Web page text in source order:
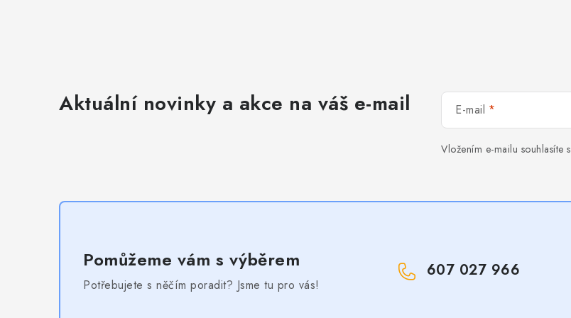
Aktuální novinky a akce na váš e-mail E-mail
Vložením e-mailu souhlasíte s
Pomůžeme vám s výběrem
Potřebujete s něčím poradit? Jsme tu pro vás!
607 027 966